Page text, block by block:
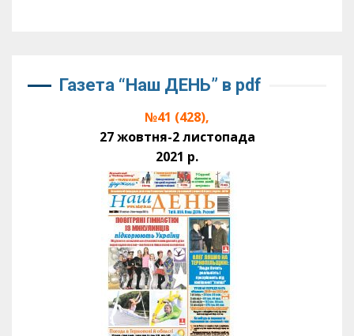
Газета “Наш ДЕНЬ” в pdf
№41 (428),
27 жовтня-2 листопада
2021 р.